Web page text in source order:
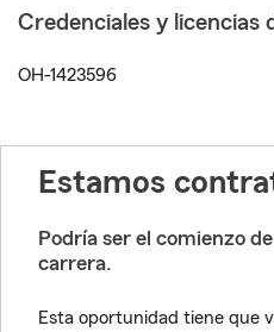
Credenciales y licencias
OH-1423596
Estamos
Podría ser el comienzo
carrera.
Esta oportunidad tiene que